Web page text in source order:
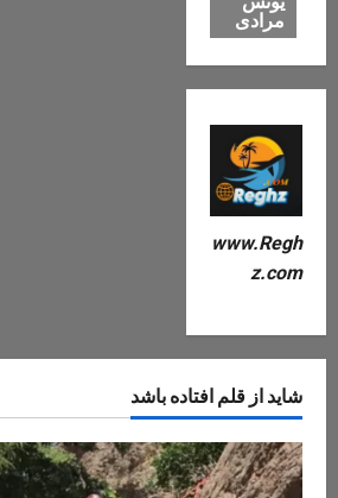
مرادی
www.Regh
z.com
شاید از قلم افتاده باشد